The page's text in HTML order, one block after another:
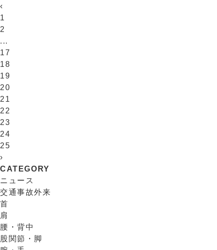
‹
1
2
...
17
18
19
20
21
22
23
24
25
›
CATEGORY
ニュース
交通事故外来
首
肩
腰・背中
股関節・脚